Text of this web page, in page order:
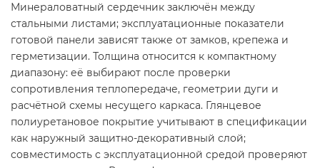
Минераловатный сердечник заключён между
стальными листами; эксплуатационные показатели
готовой панели зависят также от замков, крепежа и
герметизации. Толщина относится к компактному
диапазону: её выбирают после проверки
сопротивления теплопередаче, геометрии дуги и
расчётной схемы несущего каркаса. Глянцевое
полиуретановое покрытие учитывают в спецификации
как наружный защитно-декоративный слой;
совместимость с эксплуатационной средой проверяют